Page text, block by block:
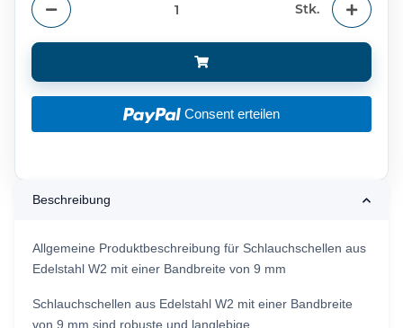
Stk.
Consent erteilen
Beschreibung
Allgemeine Produktbeschreibung für Schlauchschellen aus
Edelstahl W2 mit einer Bandbreite von 9 mm
Schlauchschellen aus Edelstahl W2 mit einer Bandbreite
von 9 mm sind robuste und langlebige